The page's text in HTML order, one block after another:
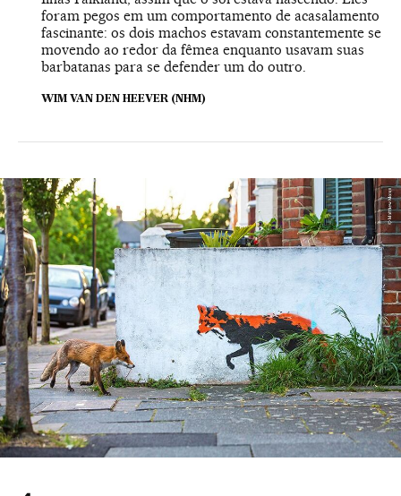
foram pegos em um comportamento de acasalamento
fascinante: os dois machos estavam constantemente se
movendo ao redor da fêmea enquanto usavam suas
barbatanas para se defender um do outro.
WIM VAN DEN HEEVER (NHM)